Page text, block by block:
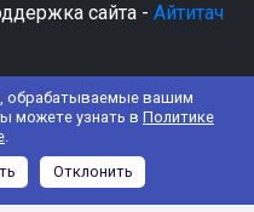
обрабатываемые вашим
можете узнать в Политике
.
Отклонить
сайта - Айтитач
"Лада"